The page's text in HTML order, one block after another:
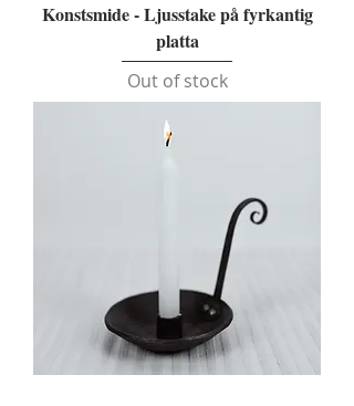
Konstsmide - Ljusstake på fyrkantig
platta
Out of stock